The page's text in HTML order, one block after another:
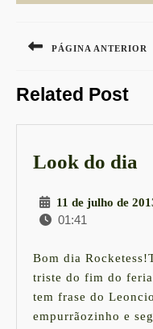
de
PÁGINA ANTERIOR
post:
Related Post
Look do dia
11 de julho de
01:41
Bom dia
triste do fim do
tem frase do
empurrãozinho e